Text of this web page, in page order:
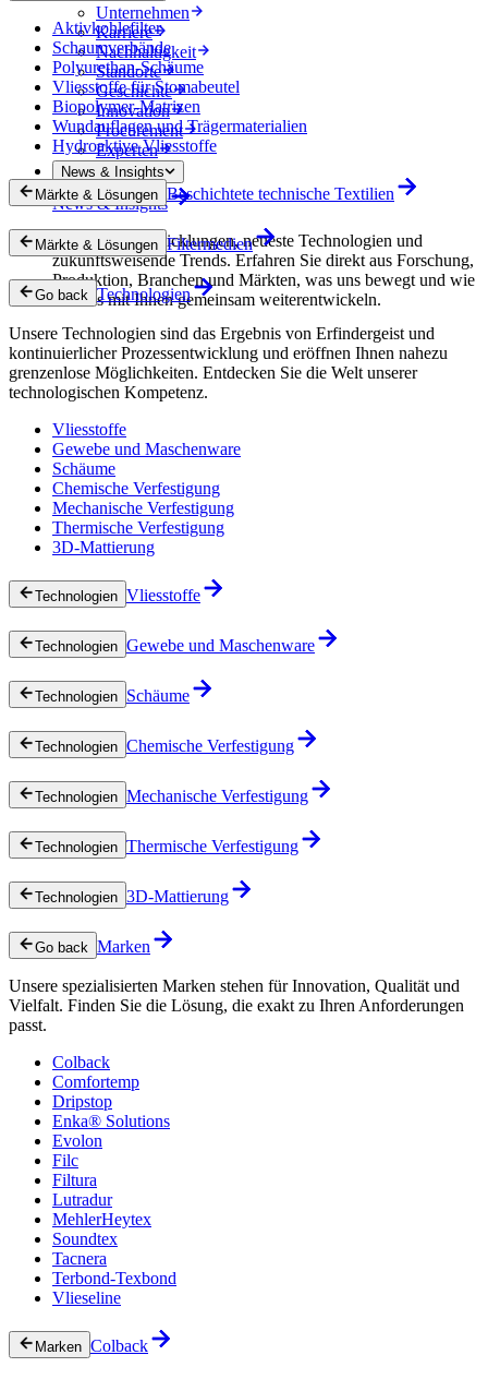
Unternehmen
Karriere
Nachhaltigkeit
Standorte
Geschichte
Innovation
Procurement
Experten
News & Insights
News & Insights
Innovative Entwicklungen, neueste Technologien und
zukunftsweisende Trends. Erfahren Sie direkt aus Forschung,
Produktion, Branchen und Märkten, was uns bewegt und wie
wir uns mit Ihnen gemeinsam weiterentwickeln.
Aktivkohlefilter
Schaumverbände
Polyurethan-Schäume
Vliesstoffe für Stomabeutel
Biopolymer-Matrizen
Wundauflagen und Trägermaterialien
Hydroaktive Vliesstoffe
Märkte & Lösungen Beschichtete technische Textilien
Märkte & Lösungen Filtermedien
Go back Technologien
Unsere Technologien sind das Ergebnis von Erfindergeist und
kontinuierlicher Prozessentwicklung und eröffnen Ihnen nahezu
grenzenlose Möglichkeiten. Entdecken Sie die Welt unserer
technologischen Kompetenz.
Vliesstoffe
Gewebe und Maschenware
Schäume
Chemische Verfestigung
Mechanische Verfestigung
Thermische Verfestigung
3D-Mattierung
Technologien Vliesstoffe
Technologien Gewebe und Maschenware
Technologien Schäume
Technologien Chemische Verfestigung
Technologien Mechanische Verfestigung
Technologien Thermische Verfestigung
Technologien 3D-Mattierung
Go back Marken
Unsere spezialisierten Marken stehen für Innovation, Qualität und
Vielfalt. Finden Sie die Lösung, die exakt zu Ihren Anforderungen
passt.
Colback
Comfortemp
Dripstop
Enka® Solutions
Evolon
Filc
Filtura
Lutradur
MehlerHeytex
Soundtex
Tacnera
Terbond-Texbond
Vlieseline
Marken Colback